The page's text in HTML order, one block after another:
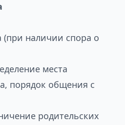
(при наличии спора о
места
порядок общения с
родительских